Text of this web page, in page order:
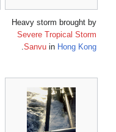
Heavy storm brought by
Severe Tropical Storm
Sanvu in Hong Kong